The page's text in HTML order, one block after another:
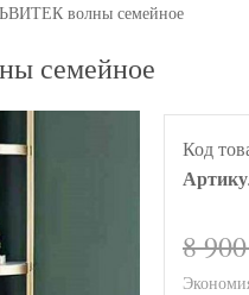
волны семейное
семейное
Код
8